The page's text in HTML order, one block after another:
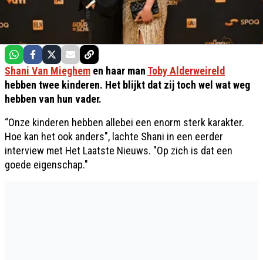
Shani Van Mieghem en haar man Toby Alderweireld
hebben twee kinderen. Het blijkt dat zij toch wel wat weg
hebben van hun vader.
“Onze kinderen hebben allebei een enorm sterk karakter.
Hoe kan het ook anders", lachte Shani in een eerder
interview met Het Laatste Nieuws. "Op zich is dat een
goede eigenschap."